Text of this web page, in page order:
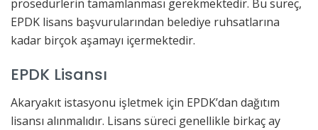
prosedürlerin tamamlanması gerekmektedir. Bu süreç,
EPDK lisans başvurularından belediye ruhsatlarına
kadar birçok aşamayı içermektedir.
EPDK Lisansı
Akaryakıt istasyonu işletmek için EPDK’dan dağıtım
lisansı alınmalıdır. Lisans süreci genellikle birkaç ay